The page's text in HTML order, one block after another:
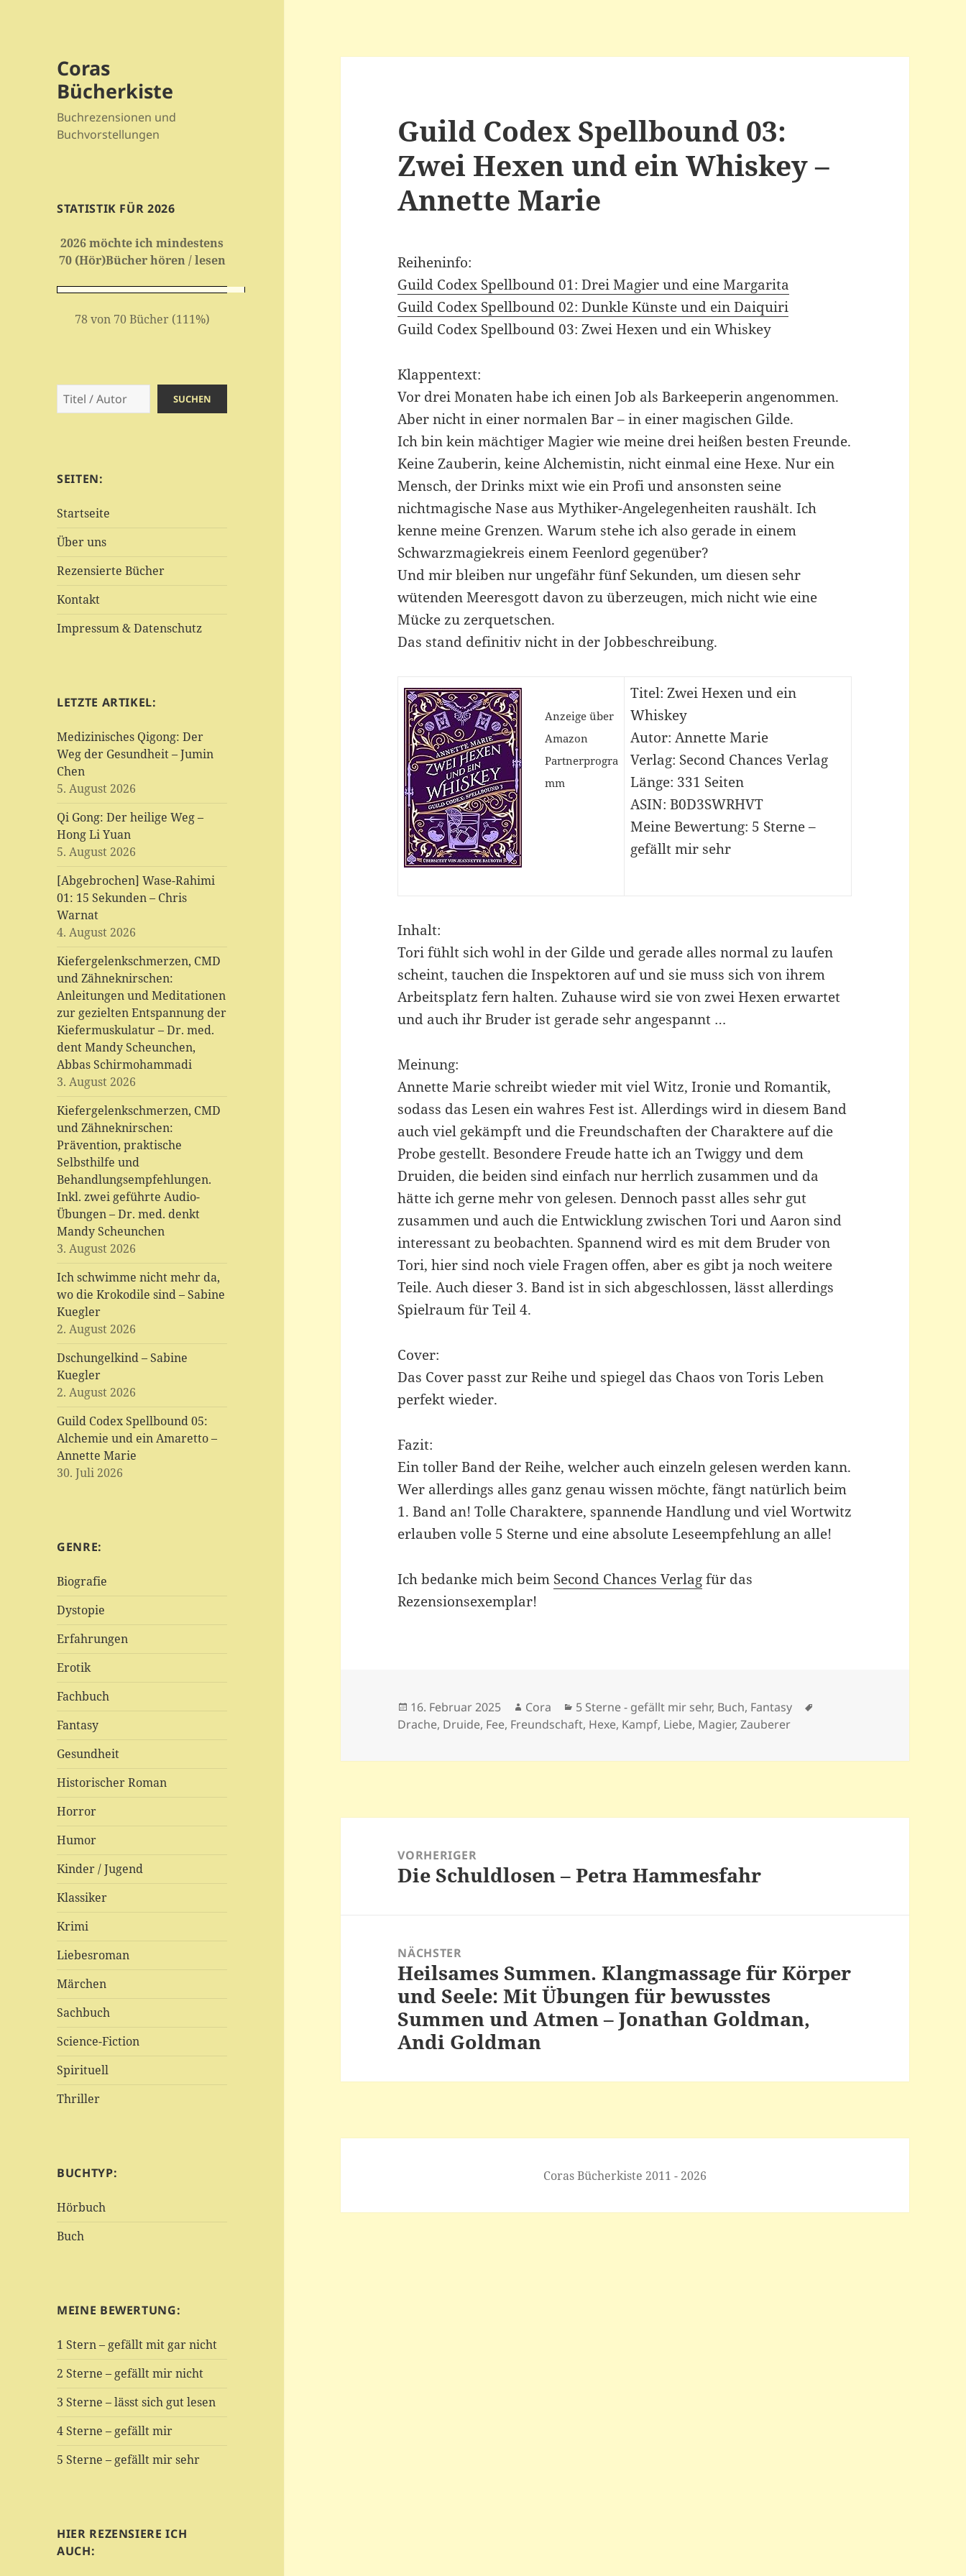
Coras
Bücherkiste
Buchrezensionen und
Buchvorstellungen
STATISTIK FÜR 2026
2026 möchte ich mindestens
70 (Hör)Bücher hören / lesen
78 von 70 Bücher (111%)
Suchen SUCHEN
SEITEN:
Startseite
Über uns
Rezensierte Bücher
Kontakt
Impressum & Datenschutz
LETZTE ARTIKEL:
Medizinisches Qigong: Der
Weg der Gesundheit – Jumin
Chen
5. August 2026
Qi Gong: Der heilige Weg –
Hong Li Yuan
5. August 2026
[Abgebrochen] Wase-Rahimi
01: 15 Sekunden – Chris
Warnat
4. August 2026
Kiefergelenkschmerzen, CMD
und Zähneknirschen:
Anleitungen und Meditationen
zur gezielten Entspannung der
Kiefermuskulatur – Dr. med.
dent Mandy Scheunchen,
Abbas Schirmohammadi
3. August 2026
Kiefergelenkschmerzen, CMD
und Zähneknirschen:
Prävention, praktische
Selbsthilfe und
Behandlungsempfehlungen.
Inkl. zwei geführte Audio-
Übungen – Dr. med. denkt
Mandy Scheunchen
3. August 2026
Ich schwimme nicht mehr da,
wo die Krokodile sind – Sabine
Kuegler
2. August 2026
Dschungelkind – Sabine
Kuegler
2. August 2026
Guild Codex Spellbound 05:
Alchemie und ein Amaretto –
Annette Marie
30. Juli 2026
GENRE:
Biografie
Dystopie
Erfahrungen
Erotik
Fachbuch
Fantasy
Gesundheit
Historischer Roman
Horror
Humor
Kinder / Jugend
Klassiker
Krimi
Liebesroman
Märchen
Sachbuch
Science-Fiction
Spirituell
Thriller
BUCHTYP:
Hörbuch
Buch
MEINE BEWERTUNG:
1 Stern – gefällt mit gar nicht
2 Sterne – gefällt mir nicht
3 Sterne – lässt sich gut lesen
4 Sterne – gefällt mir
5 Sterne – gefällt mir sehr
HIER REZENSIERE ICH
AUCH:
Guild Codex Spellbound 03:
Zwei Hexen und ein Whiskey –
Annette Marie
Reiheninfo:
Guild Codex Spellbound 01: Drei Magier und eine Margarita
Guild Codex Spellbound 02: Dunkle Künste und ein Daiquiri
Guild Codex Spellbound 03: Zwei Hexen und ein Whiskey
Klappentext:
Vor drei Monaten habe ich einen Job als Barkeeperin angenommen.
Aber nicht in einer normalen Bar – in einer magischen Gilde.
Ich bin kein mächtiger Magier wie meine drei heißen besten Freunde.
Keine Zauberin, keine Alchemistin, nicht einmal eine Hexe. Nur ein
Mensch, der Drinks mixt wie ein Profi und ansonsten seine
nichtmagische Nase aus Mythiker-Angelegenheiten raushält. Ich
kenne meine Grenzen. Warum stehe ich also gerade in einem
Schwarzmagiekreis einem Feenlord gegenüber?
Und mir bleiben nur ungefähr fünf Sekunden, um diesen sehr
wütenden Meeresgott davon zu überzeugen, mich nicht wie eine
Mücke zu zerquetschen.
Das stand definitiv nicht in der Jobbeschreibung.
Anzeige über
Amazon
Partnerprogra
mm
Titel: Zwei Hexen und ein
Whiskey
Autor: Annette Marie
Verlag: Second Chances Verlag
Länge: 331 Seiten
ASIN: B0D3SWRHVT
Meine Bewertung: 5 Sterne –
gefällt mir sehr
Inhalt:
Tori fühlt sich wohl in der Gilde und gerade alles normal zu laufen
scheint, tauchen die Inspektoren auf und sie muss sich von ihrem
Arbeitsplatz fern halten. Zuhause wird sie von zwei Hexen erwartet
und auch ihr Bruder ist gerade sehr angespannt …
Meinung:
Annette Marie schreibt wieder mit viel Witz, Ironie und Romantik,
sodass das Lesen ein wahres Fest ist. Allerdings wird in diesem Band
auch viel gekämpft und die Freundschaften der Charaktere auf die
Probe gestellt. Besondere Freude hatte ich an Twiggy und dem
Druiden, die beiden sind einfach nur herrlich zusammen und da
hätte ich gerne mehr von gelesen. Dennoch passt alles sehr gut
zusammen und auch die Entwicklung zwischen Tori und Aaron sind
interessant zu beobachten. Spannend wird es mit dem Bruder von
Tori, hier sind noch viele Fragen offen, aber es gibt ja noch weitere
Teile. Auch dieser 3. Band ist in sich abgeschlossen, lässt allerdings
Spielraum für Teil 4.
Cover:
Das Cover passt zur Reihe und spiegel das Chaos von Toris Leben
perfekt wieder.
Fazit:
Ein toller Band der Reihe, welcher auch einzeln gelesen werden kann.
Wer allerdings alles ganz genau wissen möchte, fängt natürlich beim
1. Band an! Tolle Charaktere, spannende Handlung und viel Wortwitz
erlauben volle 5 Sterne und eine absolute Leseempfehlung an alle!
Ich bedanke mich beim Second Chances Verlagfür das
Rezensionsexemplar!
Veröffentlicht
am
16. Februar 2025 Autor
Cora Kategorien
5 Sterne - gefällt mir sehr, Buch, Fantasy
Drache, Druide, Fee, Freundschaft, Hexe, Kampf, Liebe, Magier,Zauberer
VORHERIGER
Vorheriger
Die Schuldlosen – Petra Hammesfahr
NÄCHSTER
Nächster
Beitrag:
Heilsames Summen. Klangmassage für Körper
und Seele: Mit Übungen für bewusstes
Summen und Atmen – Jonathan Goldman,
Andi Goldman
Coras Bücherkiste 2011 - 2026